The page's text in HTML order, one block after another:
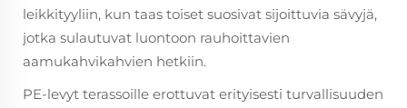
leikkityyliin, kun taas toiset suosivat sijoittuvia sävyjä,
jotka sulautuvat luontoon rauhoittavien
aamukahvikahvien hetkiin.
PE-levyt terassoille erottuvat erityisesti turvallisuuden